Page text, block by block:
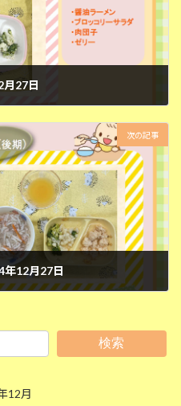
月27日
次の記事
年12月27日
検索
12月